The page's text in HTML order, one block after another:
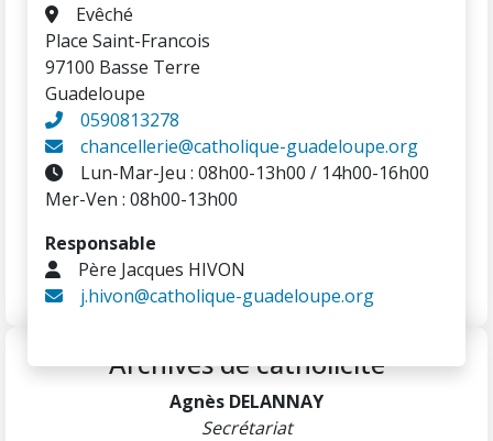
Evêché
Place Saint-Francois
97100 Basse Terre
Guadeloupe
0590813278
chancellerie@catholique-guadeloupe.org
Lun-Mar-Jeu : 08h00-13h00 / 14h00-16h00
Mer-Ven : 08h00-13h00
Responsable
Père Jacques HIVON
j.hivon@catholique-guadeloupe.org
Archives de catholicité
Agnès DELANNAY
Secrétariat